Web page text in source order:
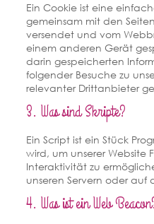
Ein Cookie ist eine
gemeinsam mit den
versendet und vom
einem anderen Gerät
darin gespeicherten
folgender Besuche zu
relevanter Drittanbieter
3. Was sind Skripte?
Ein Script ist ein Stück
wird, um unserer Website
Interaktivität zu
unseren Servern oder
4. Was ist ein Web